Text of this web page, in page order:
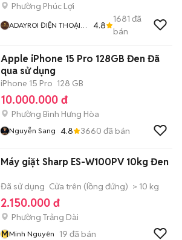
Phường Phúc Lợi
ADAYROI ĐIỆN THOẠI
4.8
1681 đã
bán
Apple iPhone 15 Pro 128GB Đen Đã
qua sử dụng
iPhone 15 Pro 128 GB
10.000.000 đ
Phường Bình Hưng Hòa
Nguyễn Sang 4.8 3660 đã bán
Máy giặt Sharp ES-W100PV 10kg Đen
Đã sử dụng Cửa trên (lồng đứng) > 10 kg
2.150.000 đ
Phường Trảng Dài
MMinh Nguyên 19 đã bán